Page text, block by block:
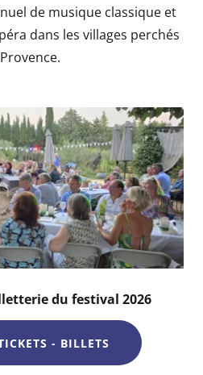
de musique classique et
dans les villages perchés
du festival 2026
- BILLETS